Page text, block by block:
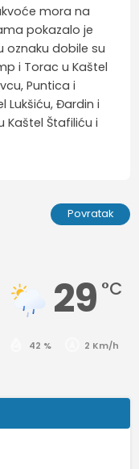
mora na
pokazalo je
oznaku dobile su
i Torac u Kaštel
Puntica i
Lukšiću, Đardin i
Kaštel Štafiliću i
Povratak
29 °C
42 % 2 Km/h